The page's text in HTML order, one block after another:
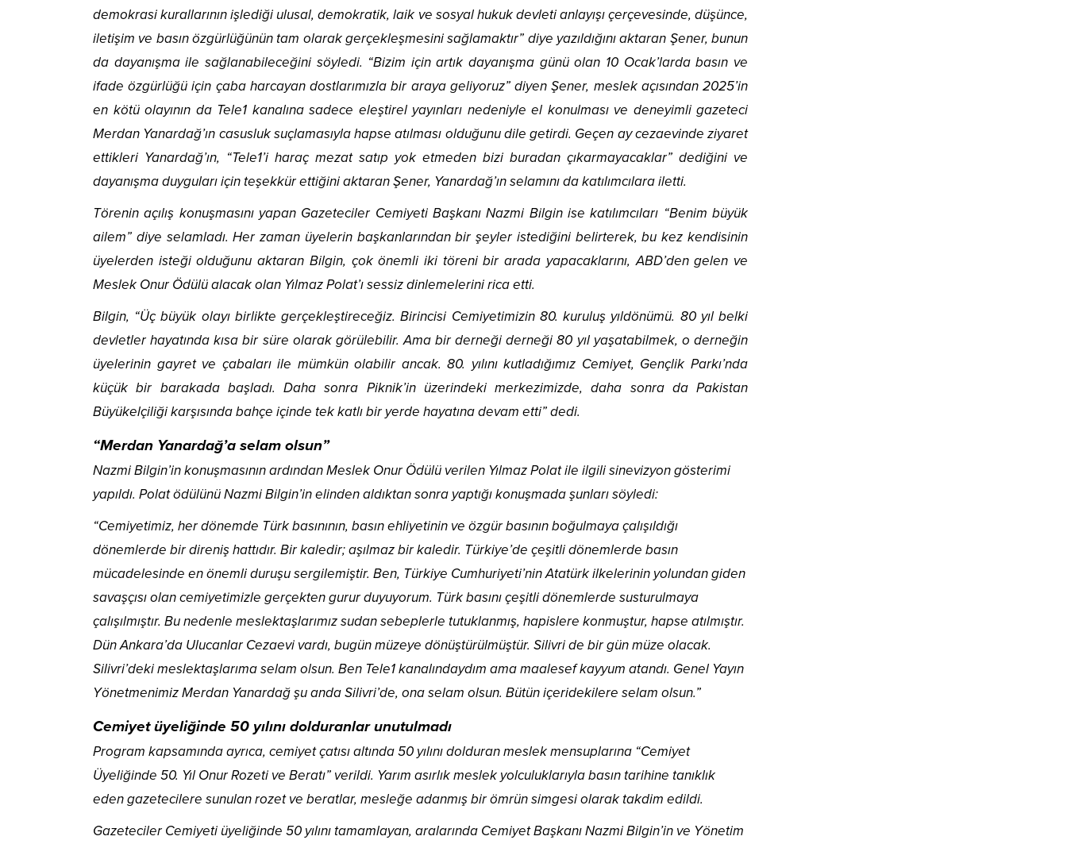
demokrasi kurallarının işlediği ulusal, demokratik, laik ve sosyal hukuk devleti anlayışı çerçevesinde, düşünce,
iletişim ve basın özgürlüğünün tam olarak gerçekleşmesini sağlamaktır” diye yazıldığını aktaran Şener, bunun
da dayanışma ile sağlanabileceğini söyledi. “Bizim için artık dayanışma günü olan 10 Ocak’larda basın ve
ifade özgürlüğü için çaba harcayan dostlarımızla bir araya geliyoruz” diyen Şener, meslek açısından 2025’in
en kötü olayının da Tele1 kanalına sadece eleştirel yayınları nedeniyle el konulması ve deneyimli gazeteci
Merdan Yanardağ’ın casusluk suçlamasıyla hapse atılması olduğunu dile getirdi. Geçen ay cezaevinde ziyaret
ettikleri Yanardağ’ın, “Tele1’i haraç mezat satıp yok etmeden bizi buradan çıkarmayacaklar” dediğini ve
dayanışma duyguları için teşekkür ettiğini aktaran Şener, Yanardağ’ın selamını da katılımcılara iletti.
Törenin açılış konuşmasını yapan Gazeteciler Cemiyeti Başkanı Nazmi Bilgin ise katılımcıları “Benim büyük
ailem” diye selamladı. Her zaman üyelerin başkanlarından bir şeyler istediğini belirterek, bu kez kendisinin
üyelerden isteği olduğunu aktaran Bilgin, çok önemli iki töreni bir arada yapacaklarını, ABD’den gelen ve
Meslek Onur Ödülü alacak olan Yılmaz Polat’ı sessiz dinlemelerini rica etti.
Bilgin, “Üç büyük olayı birlikte gerçekleştireceğiz. Birincisi Cemiyetimizin 80. kuruluş yıldönümü. 80 yıl belki
devletler hayatında kısa bir süre olarak görülebilir. Ama bir derneği derneği 80 yıl yaşatabilmek, o derneğin
üyelerinin gayret ve çabaları ile mümkün olabilir ancak. 80. yılını kutladığımız Cemiyet, Gençlik Parkı’nda
küçük bir barakada başladı. Daha sonra Piknik’in üzerindeki merkezimizde, daha sonra da Pakistan
Büyükelçiliği karşısında bahçe içinde tek katlı bir yerde hayatına devam etti” dedi.
“Merdan Yanardağ’a selam olsun”
Nazmi Bilgin’in konuşmasının ardından Meslek Onur Ödülü verilen Yılmaz Polat ile ilgili sinevizyon gösterimi
yapıldı. Polat ödülünü Nazmi Bilgin’in elinden aldıktan sonra yaptığı konuşmada şunları söyledi:
“Cemiyetimiz, her dönemde Türk basınının, basın ehliyetinin ve özgür basının boğulmaya çalışıldığı
dönemlerde bir direniş hattıdır. Bir kaledir; aşılmaz bir kaledir. Türkiye’de çeşitli dönemlerde basın
mücadelesinde en önemli duruşu sergilemiştir. Ben, Türkiye Cumhuriyeti’nin Atatürk ilkelerinin yolundan giden
savaşçısı olan cemiyetimizle gerçekten gurur duyuyorum. Türk basını çeşitli dönemlerde susturulmaya
çalışılmıştır. Bu nedenle meslektaşlarımız sudan sebeplerle tutuklanmış, hapislere konmuştur, hapse atılmıştır.
Dün Ankara’da Ulucanlar Cezaevi vardı, bugün müzeye dönüştürülmüştür. Silivri de bir gün müze olacak.
Silivri’deki meslektaşlarıma selam olsun. Ben Tele1 kanalındaydım ama maalesef kayyum atandı. Genel Yayın
Yönetmenimiz Merdan Yanardağ şu anda Silivri’de, ona selam olsun. Bütün içeridekilere selam olsun.”
Cemiyet üyeliğinde 50 yılını dolduranlar unutulmadı
Program kapsamında ayrıca, cemiyet çatısı altında 50 yılını dolduran meslek mensuplarına “Cemiyet
Üyeliğinde 50. Yıl Onur Rozeti ve Beratı” verildi. Yarım asırlık meslek yolculuklarıyla basın tarihine tanıklık
eden gazetecilere sunulan rozet ve beratlar, mesleğe adanmış bir ömrün simgesi olarak takdim edildi.
Gazeteciler Cemiyeti üyeliğinde 50 yılını tamamlayan, aralarında Cemiyet Başkanı Nazmi Bilgin’in ve Yönetim